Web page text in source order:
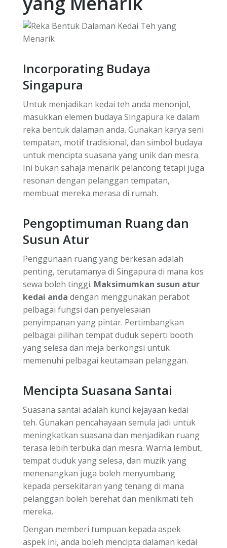
Incorporating Budaya
Singapura
Untuk menjadikan kedai teh anda menonjol,
masukkan elemen budaya Singapura ke dalam
reka bentuk dalaman anda. Gunakan karya seni
tempatan, motif tradisional, dan simbol budaya
untuk mencipta suasana yang unik dan mesra.
Ini bukan sahaja menarik pelancong tetapi juga
resonan dengan pelanggan tempatan,
membuat mereka merasa di rumah.
Pengoptimuman Ruang dan
Susun Atur
Penggunaan ruang yang berkesan adalah
penting, terutamanya di Singapura di mana kos
sewa boleh tinggi. Maksimumkan susun atur
kedai anda dengan menggunakan perabot
pelbagai fungsi dan penyelesaian
penyimpanan yang pintar. Pertimbangkan
pelbagai pilihan tempat duduk seperti booth
yang selesa dan meja berkongsi untuk
memenuhi pelbagai keutamaan pelanggan.
Mencipta Suasana Santai
Suasana santai adalah kunci kejayaan kedai
teh. Gunakan pencahayaan semula jadi untuk
meningkatkan suasana dan menjadikan ruang
terasa lebih terbuka dan mesra. Warna lembut,
tempat duduk yang selesa, dan muzik yang
menenangkan juga boleh menyumbang
kepada persekitaran yang tenang di mana
pelanggan boleh berehat dan menikmati teh
mereka.
Dengan memberi tumpuan kepada aspek-
aspek ini, anda boleh mencipta dalaman kedai